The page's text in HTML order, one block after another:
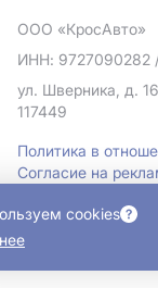
ООО «КросАвто»
ИНН: 9727090282
ул. Шверника, д.
117449
Политика в
Согласие на
cookies